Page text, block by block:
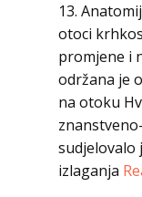
13.
otoci
promjene i
održana je
na otoku
sudjelovalo
izlaganja